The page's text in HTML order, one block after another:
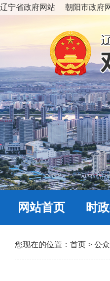
辽宁省政府网站 朝阳市政府
网站首页 时
您现在的位置： 首页 > 公